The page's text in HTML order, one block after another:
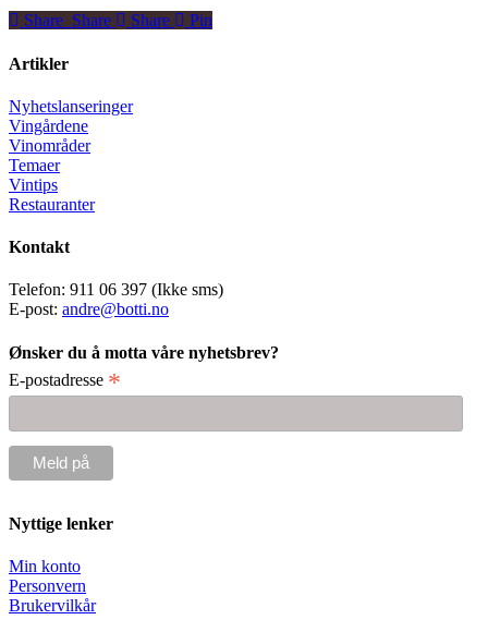
Share
Share Share Share Pin
Artikler
Nyhetslanseringer
Vingårdene
Vinområder
Temaer
Vintips
Restauranter
Kontakt
Telefon: 911 06 397 (Ikke sms)
E-post: andre@botti.no
Ønsker du å motta våre nyhetsbrev?
E-postadresse *
Nyttige lenker
Min konto
Personvern
Brukervilkår